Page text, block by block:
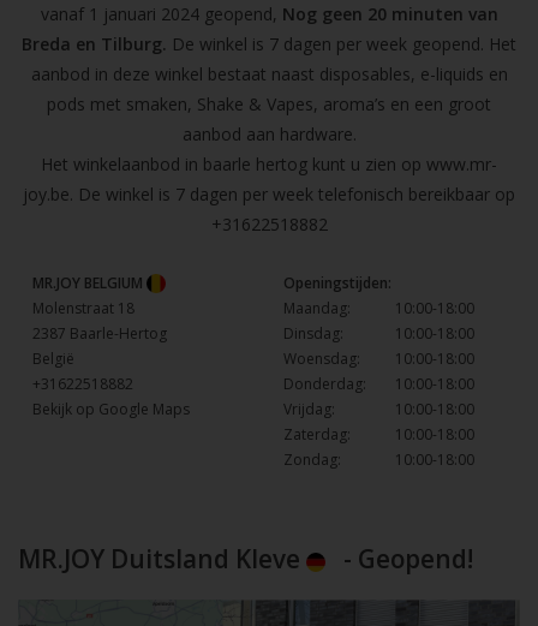
vanaf 1 januari 2024 geopend, Nog geen 20 minuten van
Breda en Tilburg. De winkel is 7 dagen per week geopend. Het
aanbod in deze winkel bestaat naast disposables, e-liquids en
pods met smaken, Shake & Vapes, aroma’s en een groot
aanbod aan hardware.
Het winkelaanbod in baarle hertog kunt u zien op www.mr-
joy.be. De winkel is 7 dagen per week telefonisch bereikbaar op
+31622518882
MR.JOY BELGIUM
Molenstraat 18
2387 Baarle-Hertog
België
+31622518882
Bekijk op Google Maps
Openingstijden:
Maandag:
10:00-18:00
Dinsdag:
10:00-18:00
Woensdag:
10:00-18:00
Donderdag:
10:00-18:00
Vrijdag:
10:00-18:00
Zaterdag:
10:00-18:00
Zondag:
10:00-18:00
MR.JOY Duitsland Kleve - Geopend!